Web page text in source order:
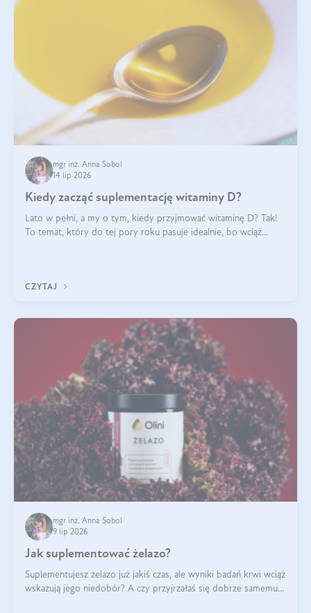
mgr inż. Anna Sobol
14 lip 2026
Kiedy zacząć suplementację witaminy D?
Lato w pełni, a my o tym, kiedy przyjmować witaminę D? Tak!
To temat, który do tej pory roku pasuje idealnie, bo wciąż
CZYTAJ
mgr inż. Anna Sobol
9 lip 2026
Jak suplementować żelazo?
Suplementujesz żelazo już jakiś czas, ale wyniki badań krwi wciąż
wskazują jego niedobór? A czy przyjrzałaś się dobrze samemu